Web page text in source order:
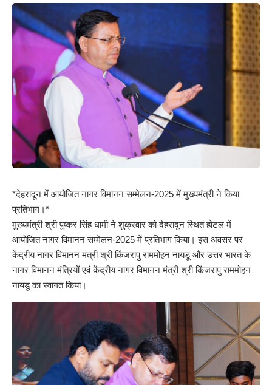
*देहरादून में आयोजित नागर विमानन सम्मेलन-2025 में मुख्यमंत्री ने किया
प्रतिभाग।*
मुख्यमंत्री श्री पुष्कर सिंह धामी ने शुक्रवार को देहरादून स्थित होटल में
आयोजित नागर विमानन सम्मेलन-2025 में प्रतिभाग किया। इस अवसर पर
केंद्रीय नागर विमानन मंत्री श्री किंजरापु राममोहन नायडू और उत्तर भारत के
नागर विमानन मंत्रियों एवं केंद्रीय नागर विमानन मंत्री श्री किंजरापु राममोहन
नायडू का स्वागत किया।